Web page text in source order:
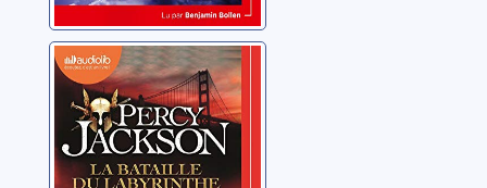
Percy Jackson:
[04]:La bataille
du labyrinthe
Riordan, Rick